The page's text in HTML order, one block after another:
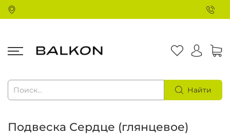
Найти
Подвеска Сердце (глянцевое)